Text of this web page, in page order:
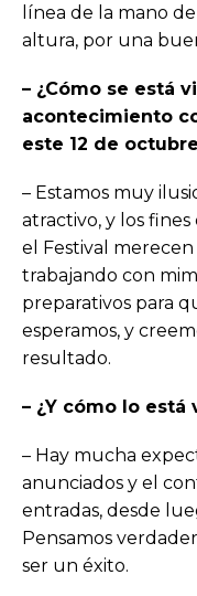
línea de la mano
altura, por una
– ¿Cómo se está
acontecimiento
este 12 de
– Estamos muy
atractivo, y los
el Festival
trabajando con
preparativos para
esperamos, y
resultado.
– ¿Y cómo lo está
– Hay mucha
anunciados y el
entradas, desde
Pensamos
ser un éxito.